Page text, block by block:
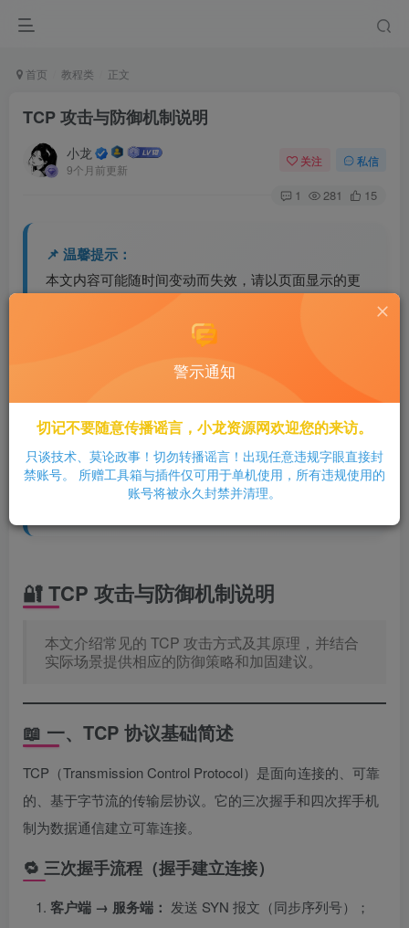
首页 教程类 正文
TCP 攻击与防御机制说明
小龙
9个月前更新
关注 私信
1 281 15
📌 温馨提示：
本文内容可能随时间变动而失效，请以页面显示的更
若内容已不准确或资源失效，欢迎留言或联系站长反
⚠️ 免责声明：
本文仅供学习与参考，观点仅代表作者个人意见，与
本站无关。
如有侵权问题，请立即联系我们处理，谢谢理解与支
🔐 TCP 攻击与防御机制说明
本文介绍常见的 TCP 攻击方式及其原理，并结合
实际场景提供相应的防御策略和加固建议。
📖 一、TCP 协议基础简述
TCP（Transmission Control Protocol）是面向连接的、可靠
的、基于字节流的传输层协议。它的三次握手和四次挥手机
制为数据通信建立可靠连接。
🔁 三次握手流程（握手建立连接）
客户端 → 服务端： 发送 SYN 报文（同步序列号）；
警示通知
切记不要随意传播谣言，小龙资源网欢迎您的来访。
只谈技术、莫论政事！切勿转播谣言！出现任意违规字眼直接封
禁账号。 所赠工具箱与插件仅可用于单机使用，所有违规使用的
账号将被永久封禁并清理。